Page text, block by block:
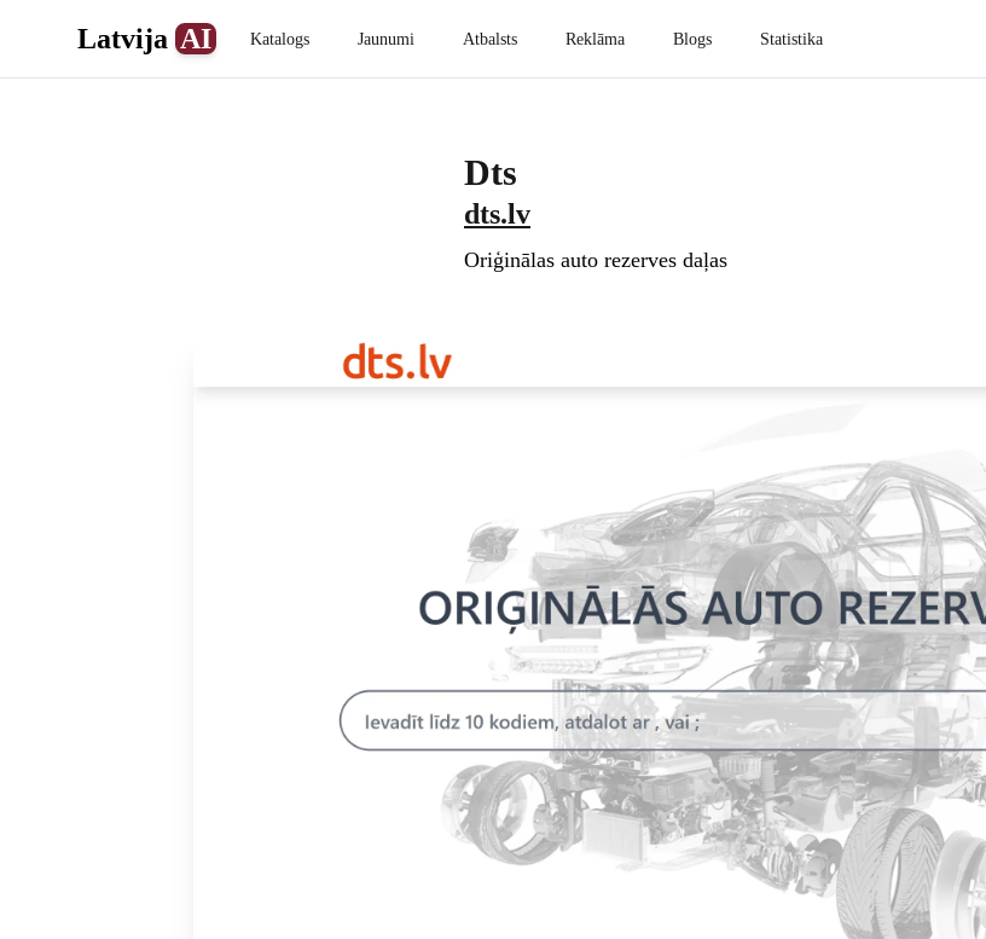
Latvija AI Katalogs Jaunumi Atbalsts Reklāma Blogs Statistika
Dts
dts.lv
Oriģinālas auto rezerves daļas